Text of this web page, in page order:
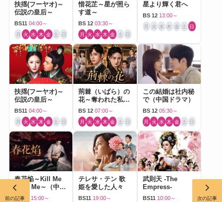
扶揺(フーヤオ)～
伝説の皇后～
BS11 04:00～
月 火 水 木 金 土 日
惜花芷～星が照ら
す道～
BS 12 03:30～
月 火 水 木 金 土 日
星より輝く君へ
BS 12 13:00～
月 火 水 木 金 土 日
扶揺(フーヤオ)～
伝説の皇后～
BS11 04:00～
月 火 水 木 金 土 日
荊棘（いばら）の
花～奪われた私～
（中国ドラマ）
BS 12 07:00～
月 火 水 木 金 土 日
この結婚は社内秘
で（中国ドラマ）
BS 12 05:30～
月 火 水 木 金 土 日
春花焔～Kill Me
Love Me～（中国
ドラマ）
BS 12 15:00～
テレサ・テン 歌
姫を愛した人々
BS11 19:00～
武則天 -The
Empress-
BS11 10:00～
前の記事 次の記事